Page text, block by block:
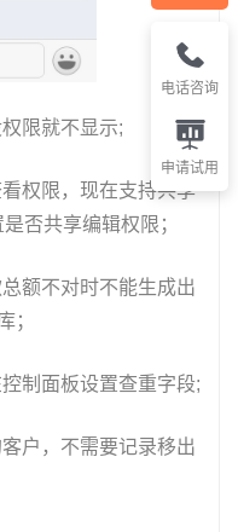
限就不显示;
权限，现在支持共享
否共享编辑权限；
额不对时不能生成出
；
制面板设置查重字段;
户，不需要记录移出
电话咨询
申请试用